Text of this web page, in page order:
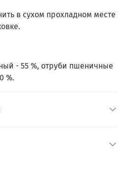
в сухом прохладном месте
- 55 %, отруби пшеничные
%.